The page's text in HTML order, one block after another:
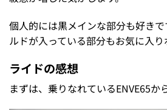
個人的には黒メインな部分も好き
ルドが入っている部分もお気に入り
ライドの感想
まずは、乗りなれているENVE65か